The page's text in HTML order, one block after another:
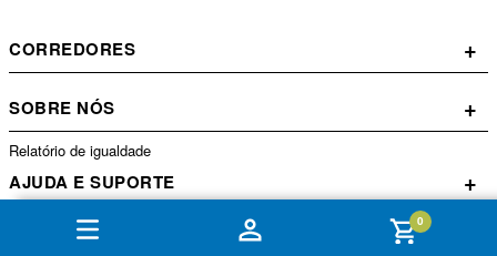
0
CORREDORES +
SOBRE NÓS +
Relatório de igualdade
AJUDA E SUPORTE +